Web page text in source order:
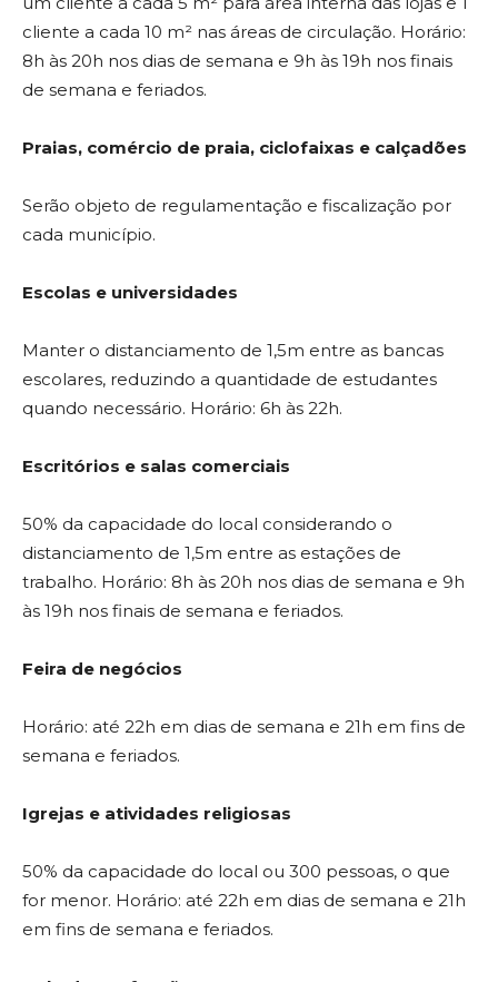
cliente a cada 10 m² nas áreas de circulação. Horário:
8h às 20h nos dias de semana e 9h às 19h nos finais
de semana e feriados.
Praias, comércio de praia, ciclofaixas e calçadões
Serão objeto de regulamentação e fiscalização por
cada município.
Escolas e universidades
Manter o distanciamento de 1,5m entre as bancas
escolares, reduzindo a quantidade de estudantes
quando necessário. Horário: 6h às 22h.
Escritórios e salas comerciais
50% da capacidade do local considerando o
distanciamento de 1,5m entre as estações de
trabalho. Horário: 8h às 20h nos dias de semana e 9h
às 19h nos finais de semana e feriados.
Feira de negócios
Horário: até 22h em dias de semana e 21h em fins de
semana e feriados.
Igrejas e atividades religiosas
50% da capacidade do local ou 300 pessoas, o que
for menor. Horário: até 22h em dias de semana e 21h
em fins de semana e feriados.